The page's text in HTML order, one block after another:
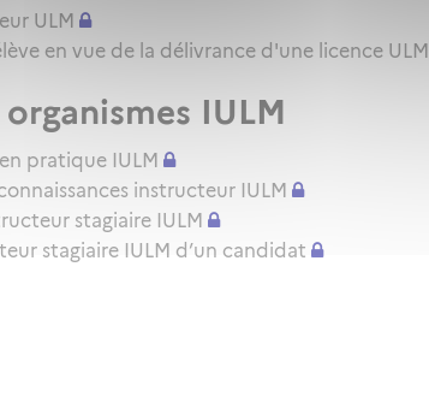
ULM
en vue de la délivrance d'une licence ULM
IULM
pratique IULM
instructeur IULM
stagiaire IULM
stagiaire IULM d’un candidat